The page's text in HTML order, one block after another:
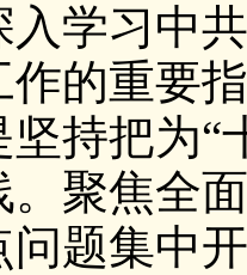
入学习中
作的重要
持把为“
。聚焦全
题集中